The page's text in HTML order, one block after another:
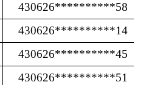
430626**********58
430626**********14
430626**********45
430626**********51